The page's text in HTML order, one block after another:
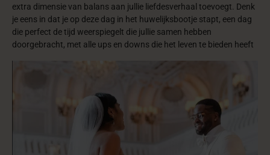
extra dimensie van balans aan jullie liefdesverhaal toevoegt. Denk
je eens in dat je op deze dag in het huwelijksbootje stapt, een dag
die perfect de tijd weerspiegelt die jullie samen hebben
doorgebracht, met alle ups en downs die het leven te bieden heeft